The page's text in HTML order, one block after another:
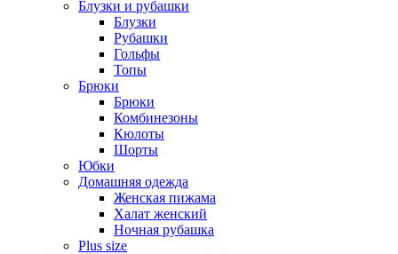
Блузки и рубашки
Блузки
Рубашки
Гольфы
Топы
Брюки
Брюки
Комбинезоны
Кюлоты
Шорты
Юбки
Домашняя одежда
Женская пижама
Халат женский
Ночная рубашка
Plus size